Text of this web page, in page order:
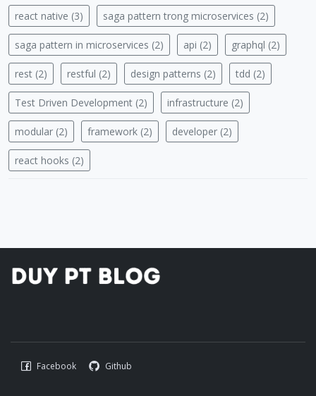
react native (3) saga pattern trong microservices (2)
saga pattern in microservices (2) api (2) graphql (2)
rest (2) restful (2) design patterns (2) tdd (2)
Test Driven Development (2) infrastructure (2)
modular (2) framework (2) developer (2)
react hooks (2)
Facebook Github